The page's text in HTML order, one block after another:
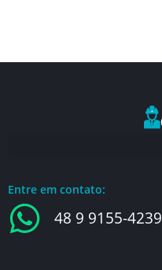
Entre em contato:
48 9 9155-4239